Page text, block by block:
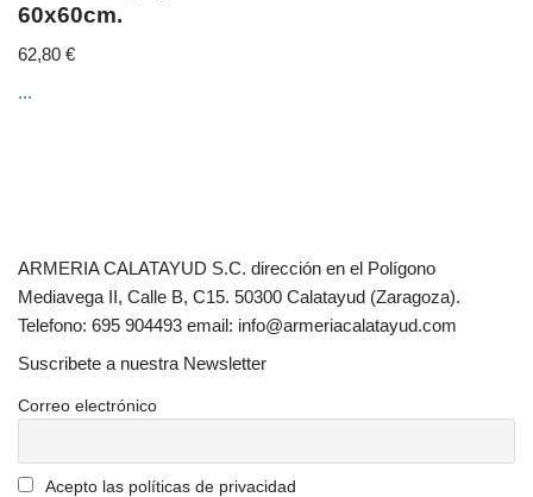
60x60cm.
62,80 €
...
ARMERIA CALATAYUD S.C. dirección en el Polígono
Mediavega II, Calle B, C15. 50300 Calatayud (Zaragoza).
Telefono: 695 904493 email: info@armeriacalatayud.com
Suscribete a nuestra Newsletter
Correo electrónico
Acepto las políticas de privacidad